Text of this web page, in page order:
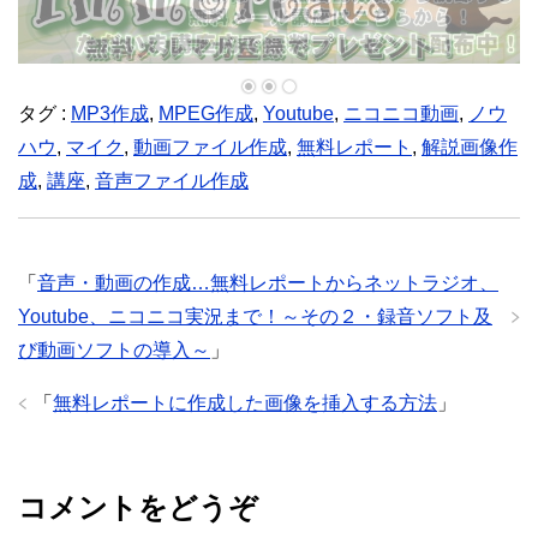
タグ : MP3作成, MPEG作成, Youtube, ニコニコ動画, ノウ
ハウ, マイク, 動画ファイル作成, 無料レポート , 解説画像作
成, 講座, 音声ファイル作成
「 音声・動画の作成…無料レポートからネットラジオ、
Youtube、ニコニコ実況まで！～その２・録音ソフト及
び動画ソフトの導入～ 」
「 無料レポートに作成した画像を挿入する方法 」
コメントをどうぞ